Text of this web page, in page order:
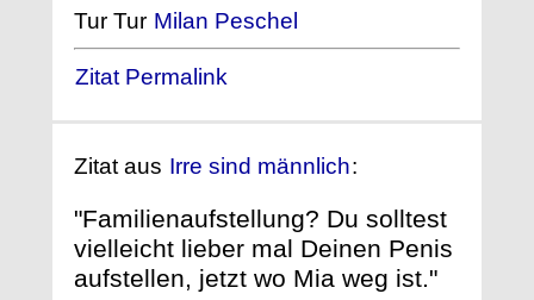
Tur Tur Milan Peschel
Zitat Permalink
Zitat aus Irre sind männlich:
"Familienaufstellung? Du solltest
vielleicht lieber mal Deinen Penis
aufstellen, jetzt wo Mia weg ist."